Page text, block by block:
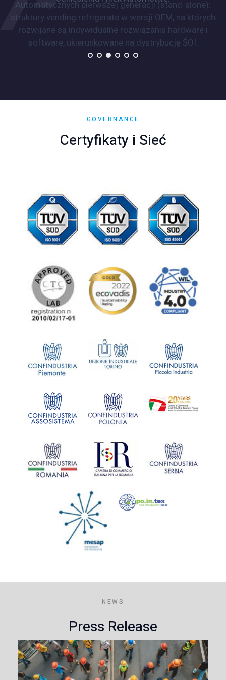
Automatycznych pierwszej generacji (stand-alone):
struktury vending refrigerate w wersji OEM, na których
rozwijane są indywidualne rozwiązania hardware i
software, ukierunkowane na dystrybucję ŚOI.
GOVERNANCE
Certyfikaty i Sieć
NEWS
Press Release